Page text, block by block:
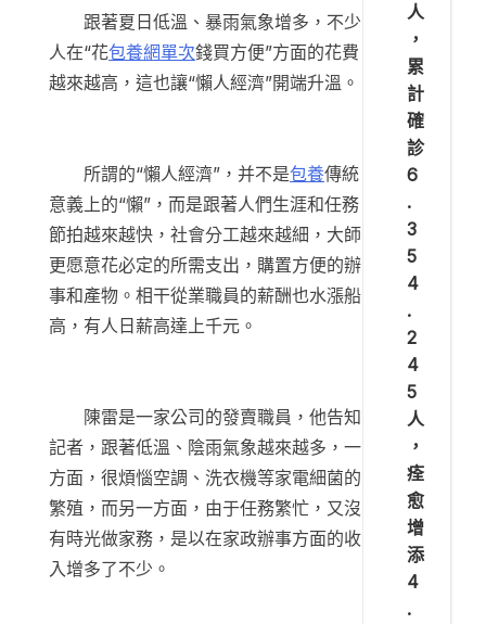
跟著夏日低溫、暴雨氣象增多，不少
人在“花包養網單次錢買方便”方面的花費
越來越高，這也讓“懶人經濟”開端升溫。
所謂的“懶人經濟”，并不是包養傳統
意義上的“懶”，而是跟著人們生涯和任務
節拍越來越快，社會分工越來越細，大師
更愿意花必定的所需支出，購置方便的辦
事和產物。相干從業職員的薪酬也水漲船
高，有人日薪高達上千元。
陳雷是一家公司的發賣職員，他告知
記者，跟著低溫、陰雨氣象越來越多，一
方面，很煩惱空調、洗衣機等家電細菌的
繁殖，而另一方面，由于任務繁忙，又沒
有時光做家務，是以在家政辦事方面的收
入增多了不少。
人
，
累
計
確
診
6
.
3
5
4
.
2
4
5
人
，
痊
愈
增
添
4
.